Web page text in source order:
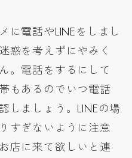
に電話やLINEをしまし
惑を考えずにやみく
。電話をするにして
もあるのでいつ電話
しましょう。LINEの場
すぎないように注意
店に来て欲しいと連